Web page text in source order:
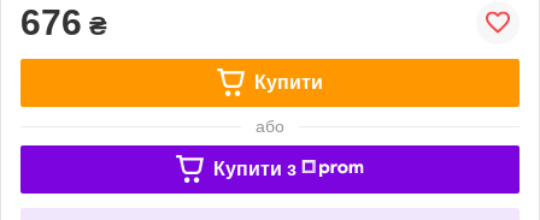
676 ₴
Купити
або
Купити з